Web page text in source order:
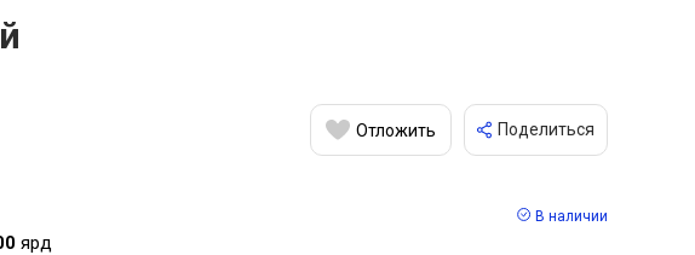
Отложить Поделиться
ярд
В наличии